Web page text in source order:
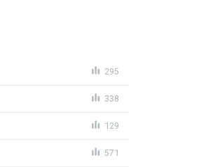
295
338
129
571